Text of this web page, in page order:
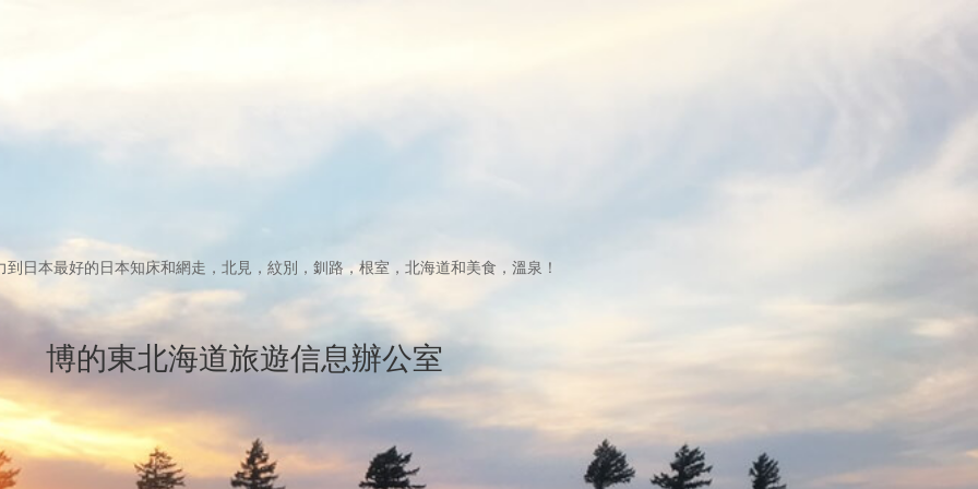
到日本最好的日本知床和網走，北見，紋別，釧路，根室，北海道和美食，溫泉！
博的東北海道旅遊信息辦公室